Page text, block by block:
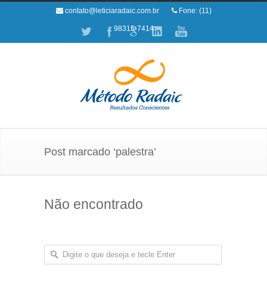
contato@leticiaradaic.com.br Fone: (11)
98315-7414
Post marcado ‘palestra’
Não encontrado